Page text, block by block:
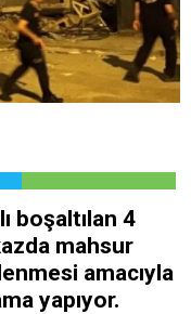
boşaltılan 4
mahsur
amacıyla
yapıyor.